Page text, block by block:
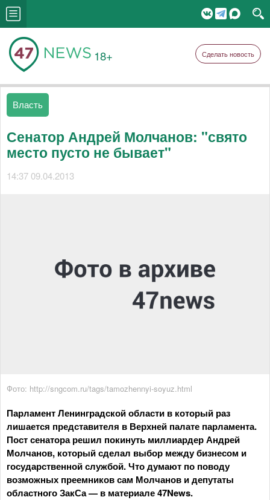
18+ Сделать новость
Власть
Сенатор Андрей Молчанов: "свято
место пусто не бывает"
14:37 09.04.2013
Фото: http://sngcom.ru/tags/tamozhennyi-soyuz.html
Парламент Ленинградской области в который раз
лишается представителя в Верхней палате парламента.
Пост сенатора решил покинуть миллиардер Андрей
Молчанов, который сделал выбор между бизнесом и
государственной службой. Что думают по поводу
возможных преемников сам Молчанов и депутаты
областного ЗакСа — в материале 47News.